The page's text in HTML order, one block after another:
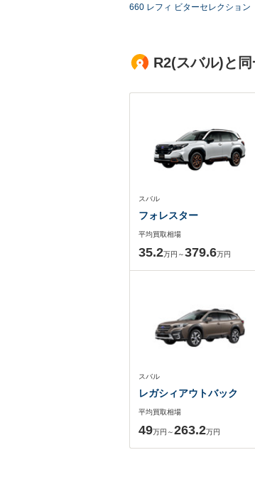
660 レフィ ビターセレクション
R2(スバル)と
スバル
フォレスター
平均買取相場
35.2万円～379.6万円
スバル
レガシィアウトバック
平均買取相場
49万円～263.2万円